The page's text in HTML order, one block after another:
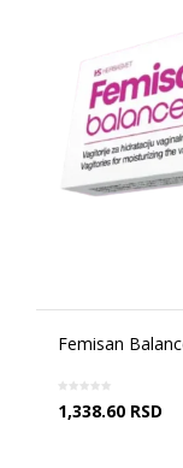
Femisan
1,338.60 RSD